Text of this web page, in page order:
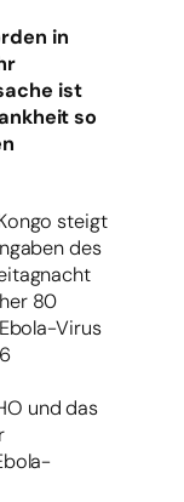
in
ist
so
steigt
des
80
Virus
und das